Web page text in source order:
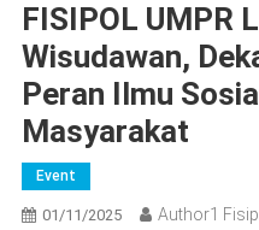
FISIPOL UMPR
Wisudawan,
Peran Ilmu
Masyarakat
Event
01/11/2025 Author1